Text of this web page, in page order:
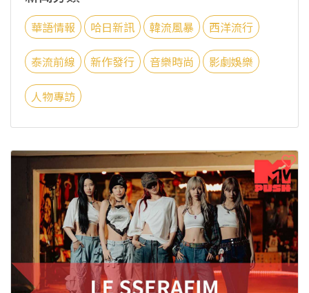
華語情報 哈日新訊 韓流風暴 西洋流行
泰流前線 新作發行 音樂時尚 影劇娛樂
人物專訪